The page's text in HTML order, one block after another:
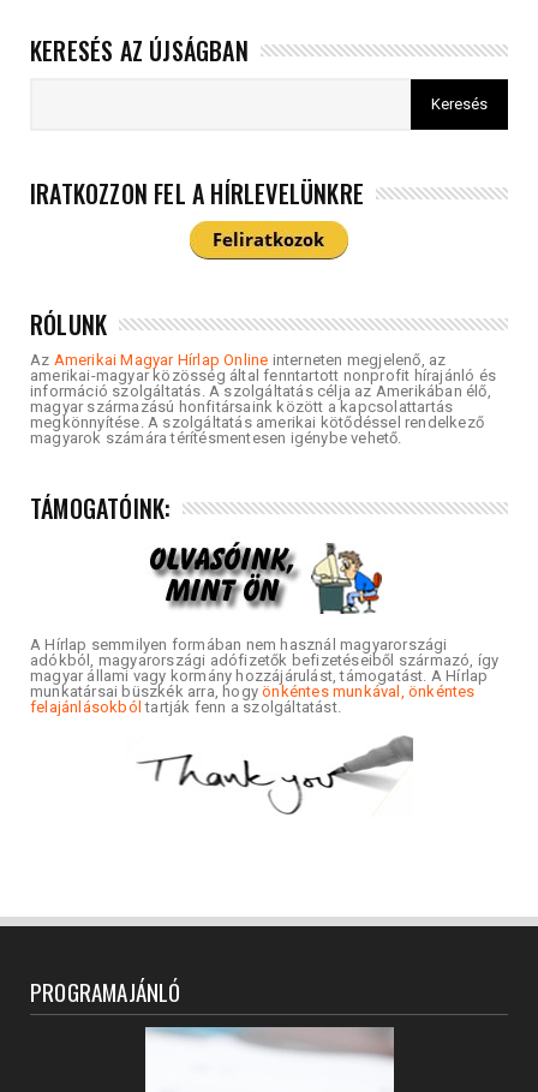
KERESÉS AZ ÚJSÁGBAN
IRATKOZZON FEL A HÍRLEVELÜNKRE
RÓLUNK
Az Amerikai Magyar Hírlap Online interneten megjelenő, az
amerikai-magyar közösség által fenntartott nonprofit hírajánló és
információ szolgáltatás. A szolgáltatás célja az Amerikában élő,
magyar származású honfitársaink között a kapcsolattartás
megkönnyítése. A szolgáltatás amerikai kötődéssel rendelkező
magyarok számára térítésmentesen igénybe vehető.
TÁMOGATÓINK:
A Hírlap semmilyen formában nem használ magyarországi
adókból, magyarországi adófizetők befizetéseiből származó, így
magyar állami vagy kormány hozzájárulást, támogatást. A Hírlap
munkatársai büszkék arra, hogyönkéntes munkával, önkéntes
felajánlásokból tartják fenn a szolgáltatást.
PROGRAMAJÁNLÓ